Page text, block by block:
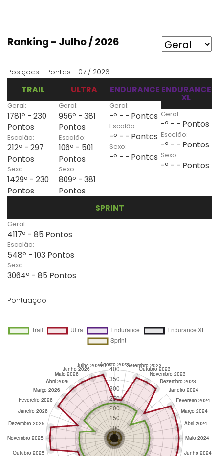
Ranking - Julho / 2026
Posições - Pontos - 07 / 2026
TRAIL
Geral:
1781º - 230
Pontos
Escalão:
212º - 297
Pontos
Sexo:
1429º - 230
Pontos
ULTRA
Geral:
956º - 381
Pontos
Escalão:
106º - 501
Pontos
Sexo:
809º - 381
Pontos
ENDURANCE
Geral:
-º - - Pontos
Escalão:
-º - - Pontos
Sexo:
-º - - Pontos
ENDURANCE
XL
Geral:
-º - - Pontos
Escalão:
-º - - Pontos
Sexo:
-º - - Pontos
SPRINT
Geral:
4117º - 85 Pontos
Escalão:
548º - 103 Pontos
Sexo:
3064º - 85 Pontos
Pontuação